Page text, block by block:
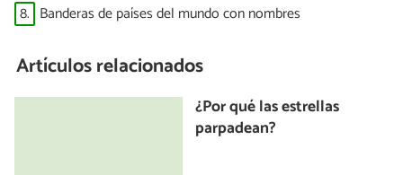
8. Banderas de países del mundo con nombres
Artículos relacionados
¿Por qué las estrellas
parpadean?